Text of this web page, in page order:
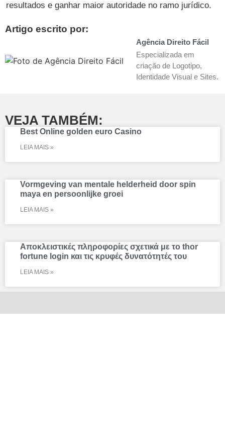
resultados e ganhar maior autoridade no ramo jurídico.
Artigo escrito por:
Agência Direito Fácil
Especializada em
criação de Logotipo,
Identidade Visual e Sites.
VEJA TAMBÉM:
Best Online golden euro Casino
LEIA MAIS »
Vormgeving van mentale helderheid door spin
maya en persoonlijke groei
LEIA MAIS »
Αποκλειστικές πληροφορίες σχετικά με το thor
fortune login και τις κρυφές δυνατότητές του
LEIA MAIS »